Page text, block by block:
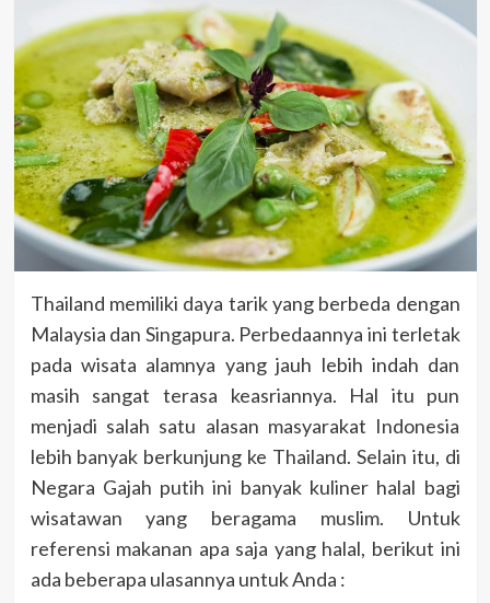
Thailand memiliki daya tarik yang berbeda dengan
Malaysia dan Singapura. Perbedaannya ini terletak
pada wisata alamnya yang jauh lebih indah dan
masih sangat terasa keasriannya. Hal itu pun
menjadi salah satu alasan masyarakat Indonesia
lebih banyak berkunjung ke Thailand. Selain itu, di
Negara Gajah putih ini banyak kuliner halal bagi
wisatawan yang beragama muslim. Untuk
referensi makanan apa saja yang halal, berikut ini
ada beberapa ulasannya untuk Anda :